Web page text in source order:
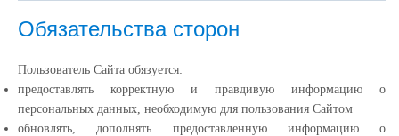
Обязательства сторон
Пользователь Сайта обязуется:
предоставлять корректную и правдивую информацию о
персональных данных, необходимую для пользования Сайтом
обновлять, дополнять предоставленную информацию о